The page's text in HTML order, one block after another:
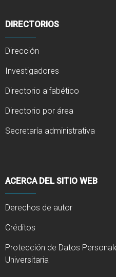
DIRECTORIOS
Dirección
Investigadores
Directorio alfabético
Directorio por área
Secretaría administrativa
ACERCA DEL SITIO WEB
Derechos de autor
Créditos
Protección de Datos
Universitaria